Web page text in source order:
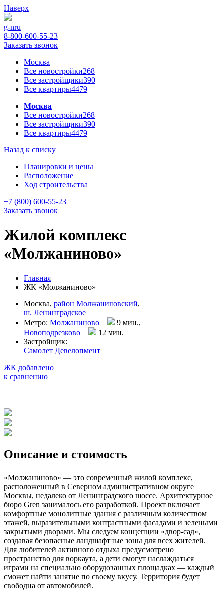
Наверх
g-nru
8-800-600-55-23
Заказать звонок
Москва
Все новостройки268
Все застройщики390
Все квартиры4479
Москва
Все новостройки268
Все застройщики390
Все квартиры4479
Назад к списку
Планировки и цены
Расположение
Ход строительства
+7 (800) 600-55-23
Заказать звонок
Жилой комплекс
«Молжаниново»
Главная
ЖК «Молжаниново»
Москва, район Молжаниновский,
ш. Ленинградское
Метро: Молжаниново
9 мин.,
Новоподрезково
12 мин.
Застройщик:
Самолет Девелопмент
ЖК добавлено
к сравнению
Описание и стоимость
«Молжаниново» — это современный жилой комплекс,
расположенный в Северном административном округе
Москвы, недалеко от Ленинградского шоссе. Архитектурное
бюро Gren занималось его разработкой. Проект включает
комфортные монолитные здания с различным количеством
этажей, выразительными контрастными фасадами и зелеными
закрытыми дворами. Мы следуем концепции «двор-сад»,
создавая безопасные ландшафтные зоны для всех жителей.
Для любителей активного отдыха предусмотрено
пространство для воркаута, а дети смогут наслаждаться
играми на специально оборудованных площадках — каждый
сможет найти занятие по своему вкусу. Территория будет
свободна от автомобилей.